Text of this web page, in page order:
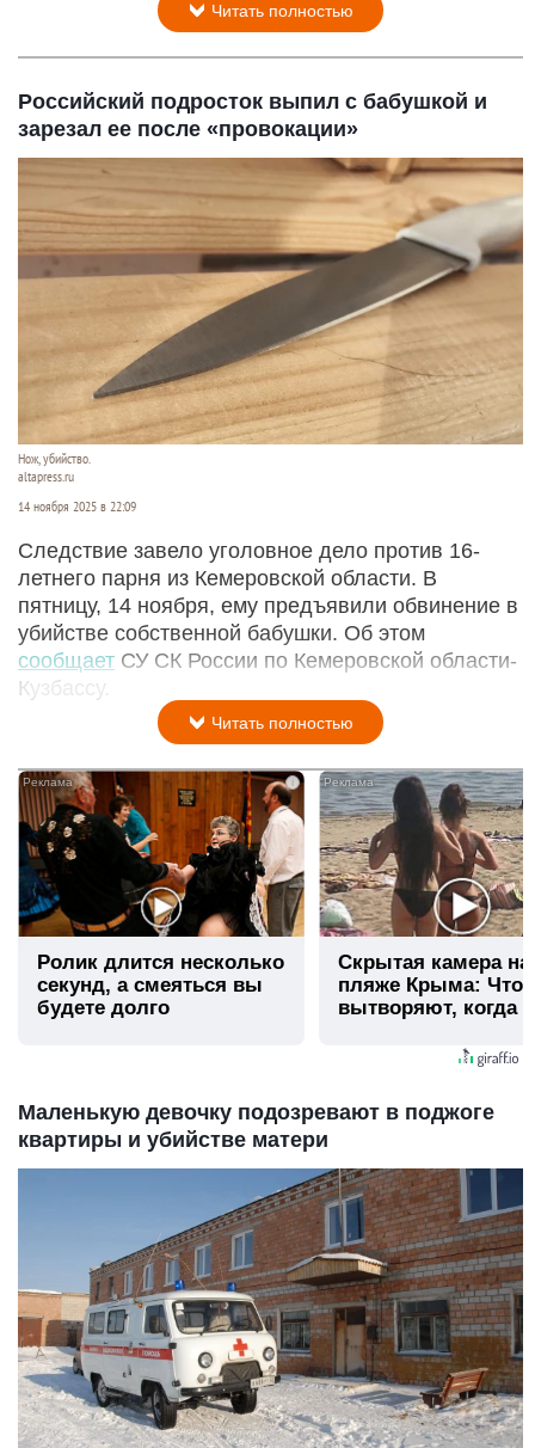
Читать полностью
Российский подросток выпил с бабушкой и
зарезал ее после «провокации»
Нож, убийство.
altapress.ru
14 ноября 2025 в 22:09
Следствие завело уголовное дело против 16-
летнего парня из Кемеровской области. В
пятницу, 14 ноября, ему предъявили обвинение в
убийстве собственной бабушки. Об этом
сообщает СУ СК России по Кемеровской области-
Кузбассу.
Читать полностью
Ролик длится несколько
секунд, а смеяться вы
будете долго
Скрытая камера на
пляже Крыма: Что
вытворяют, когда
Маленькую девочку подозревают в поджоге
квартиры и убийстве матери